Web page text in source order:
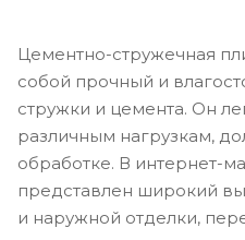
Цементно-стружечная
собой прочный и
стружки и цемента. Он
различным нагрузкам,
обработке. В интернет-
представлен широкий
и наружной отделки,